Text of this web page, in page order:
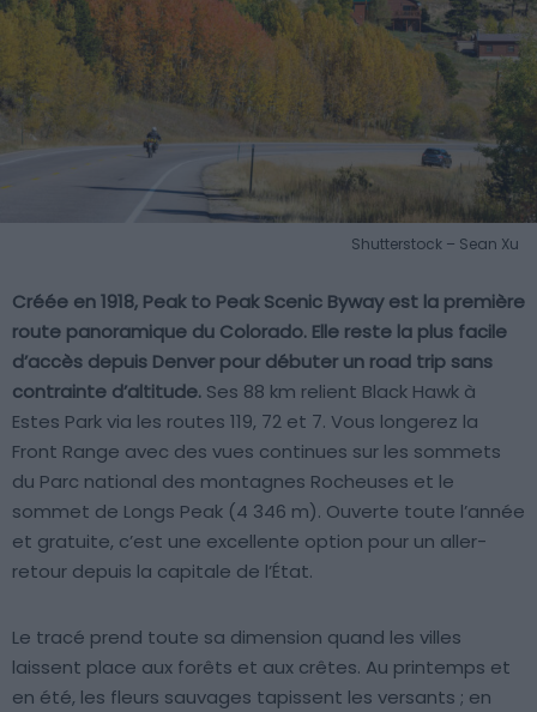
Shutterstock – Sean Xu
Créée en 1918, Peak to Peak Scenic Byway est la première
route panoramique du Colorado. Elle reste la plus facile
d’accès depuis Denver pour débuter un road trip sans
contrainte d’altitude. Ses 88 km relient Black Hawk à
Estes Park via les routes 119, 72 et 7. Vous longerez la
Front Range avec des vues continues sur les sommets
du Parc national des montagnes Rocheuses et le
sommet de Longs Peak (4 346 m). Ouverte toute l’année
et gratuite, c’est une excellente option pour un aller-
retour depuis la capitale de l’État.
Le tracé prend toute sa dimension quand les villes
laissent place aux forêts et aux crêtes. Au printemps et
en été, les fleurs sauvages tapissent les versants ; en